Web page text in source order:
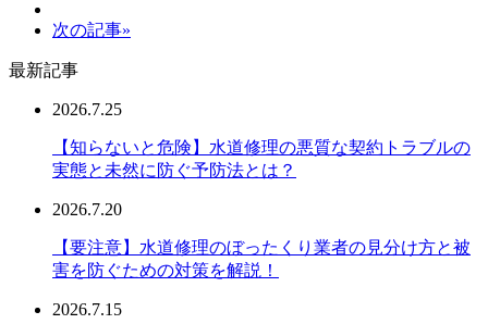
次の記事»
最新記事
2026.7.25
【知らないと危険】水道修理の悪質な契約トラブルの
実態と未然に防ぐ予防法とは？
2026.7.20
【要注意】水道修理のぼったくり業者の見分け方と被
害を防ぐための対策を解説！
2026.7.15